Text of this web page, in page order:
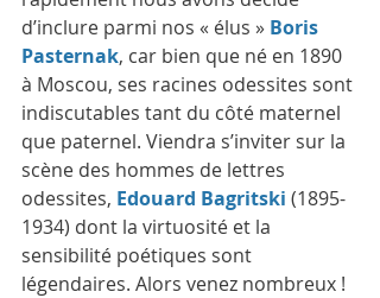
d’inclure parmi nos « élus » Boris
Pasternak, car bien que né en 1890
à Moscou, ses racines odessites sont
indiscutables tant du côté maternel
que paternel. Viendra s’inviter sur la
scène des hommes de lettres
odessites, Edouard Bagritski (1895-
1934) dont la virtuosité et la
sensibilité poétiques sont
légendaires. Alors venez nombreux !